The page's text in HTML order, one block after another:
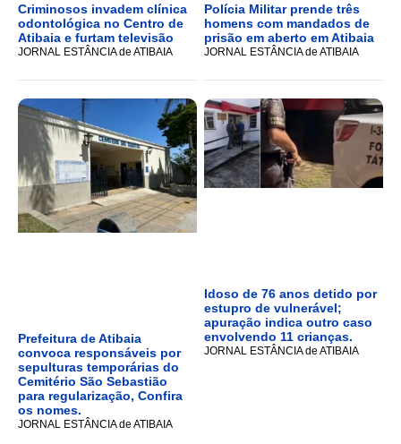
Criminosos invadem clínica
odontológica no Centro de
Atibaia e furtam televisão
JORNAL ESTÂNCIA de ATIBAIA
Polícia Militar prende três
homens com mandados de
prisão em aberto em Atibaia
JORNAL ESTÂNCIA de ATIBAIA
Prefeitura de Atibaia
convoca responsáveis por
sepulturas temporárias do
Cemitério São Sebastião
para regularização, Confira
os nomes.
JORNAL ESTÂNCIA de ATIBAIA
Idoso de 76 anos detido por
estupro de vulnerável;
apuração indica outro caso
envolvendo 11 crianças.
JORNAL ESTÂNCIA de ATIBAIA